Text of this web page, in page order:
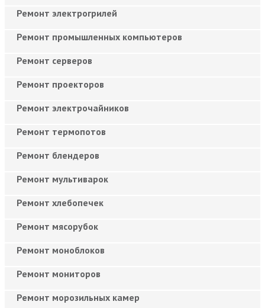
Ремонт электрогрилей
Ремонт промышленных компьютеров
Ремонт серверов
Ремонт проекторов
Ремонт электрочайников
Ремонт термопотов
Ремонт блендеров
Ремонт мультиварок
Ремонт хлебопечек
Ремонт мясорубок
Ремонт моноблоков
Ремонт мониторов
Ремонт морозильных камер